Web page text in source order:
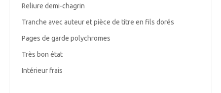
Reliure demi-chagrin
Tranche avec auteur et pièce de titre en fils dorés
Pages de garde polychromes
Très bon état
Intérieur frais